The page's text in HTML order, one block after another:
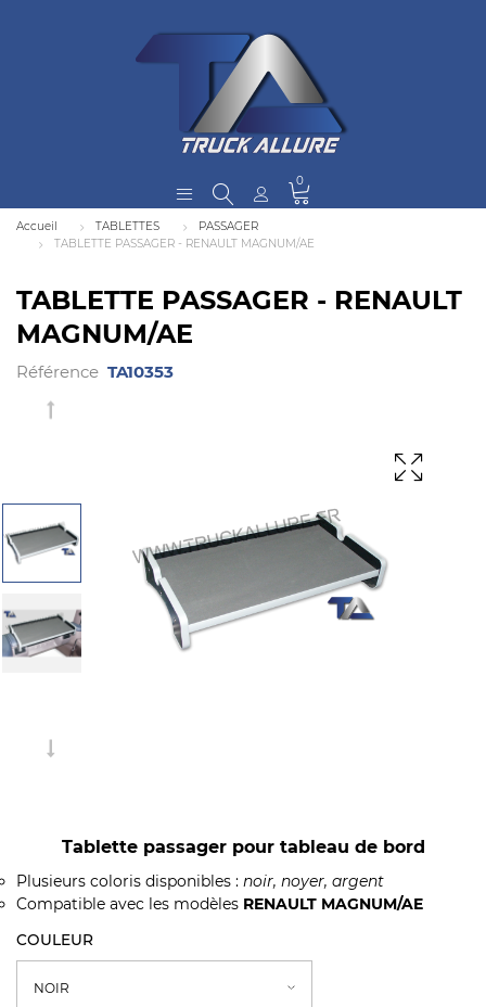
0
Accueil TABLETTES
PASSAGER
TABLETTE PASSAGER - RENAULT MAGNUM/AE
TABLETTE PASSAGER - RENAULT
MAGNUM/AE
Référence TA10353
Tablette passager pour tableau de bord
Plusieurs coloris disponibles : noir, noyer, argent
Compatible avec les modèles RENAULT MAGNUM/AE
COULEUR